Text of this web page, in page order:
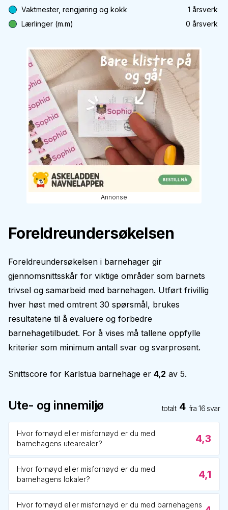
Vaktmester, rengjøring og kokk
1 årsverk
Lærlinger (m.m)
0 årsverk
Annonse
Foreldreundersøkelsen
Foreldreundersøkelsen i barnehager gir
gjennomsnittsskår for viktige områder som barnets
trivsel og samarbeid med barnehagen. Utført frivillig
hver høst med omtrent 30 spørsmål, brukes
resultatene til å evaluere og forbedre
barnehagetilbudet. For å vises må tallene oppfylle
kriterier som minimum antall svar og svarprosent.
Snittscore for Karlstua barnehage er 4,2 av 5.
Ute- og innemiljø totalt 4 fra16 svar
Hvor fornøyd eller misfornøyd er du med
barnehagens utearealer?
4,3
Hvor fornøyd eller misfornøyd er du med
barnehagens lokaler?
4,1
Hvor fornøyd eller misfornøyd er du med barnehagens